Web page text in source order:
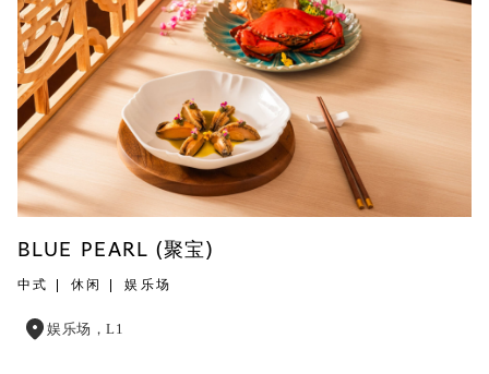
BLUE PEARL (聚宝)
中式 休闲 娱乐场
娱乐场，L1